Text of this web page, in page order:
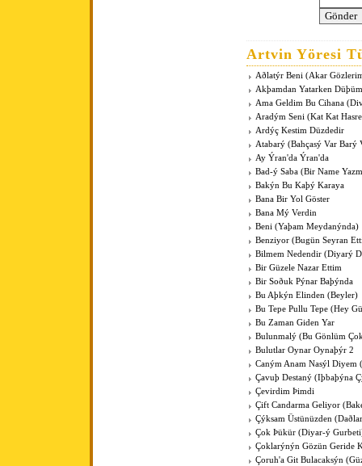
Artvin Yöresi
Aðlatýr Beni (Akar
Akþamdan Yatarken
Ama Geldim Bu Cihana
Aradým Seni (Kat Kat
Ardýç Kestim Düzdedir
Atabarý (Bahçasý Var Barý
Ay Ýran'da Ýran'da
Bad-ý Saba (Bir Name
Bakýn Bu Kaþý Karaya
Bana Bir Yol Göster
Bana Mý Verdin
Beni (Yaþam Meydanýnda)
Benziyor (Bugün Seyran
Bilmem Nedendir (Diyarý
Bir Güzele Nazar Ettim
Bir Soðuk Pýnar Baþýnda
Bu Aþkýn Elinden (Beyler)
Bu Tepe Pullu Tepe (Hey
Bu Zaman Giden Yar
Bulunmalý (Bu Gönlüm
Bulutlar Oynar Oynaþýr 2
Caným Anam Nasýl Diyem
Çavuþ Destaný (Iþbaþýna
Çevirdim Þimdi
Çift Candarma Geliyor
Çýksam Üstünüzden
Çok Þükür (Diyar-ý
Çoklarýnýn Gözün Geride
Çoruh'a Git Bulacaksýn